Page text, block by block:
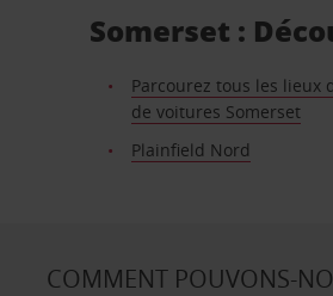
Somerset :
Parcourez tous les lieux
de voitures Somerset
Plainfield Nord
COMMENT POUVONS-